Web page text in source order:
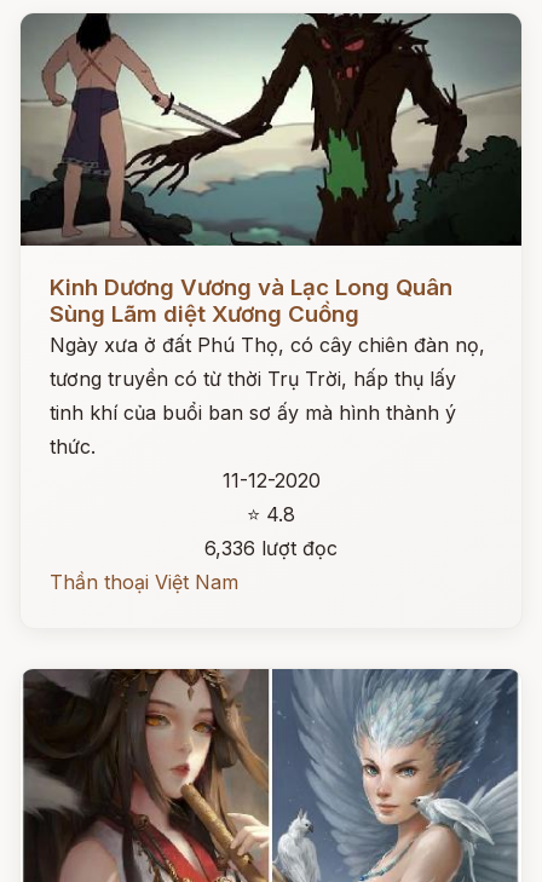
Kinh Dương Vương và Lạc Long Quân
Sùng Lãm diệt Xương Cuồng
Ngày xưa ở đất Phú Thọ, có cây chiên đàn nọ,
tương truyền có từ thời Trụ Trời, hấp thụ lấy
tinh khí của buổi ban sơ ấy mà hình thành ý
thức.
11-12-2020
⭐ 4.8
6,336 lượt đọc
Thần thoại Việt Nam